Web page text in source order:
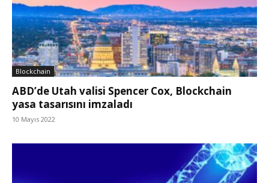
Blockchain
ABD’de Utah valisi Spencer Cox, Blockchain
yasa tasarısını imzaladı
10 Mayıs 2022